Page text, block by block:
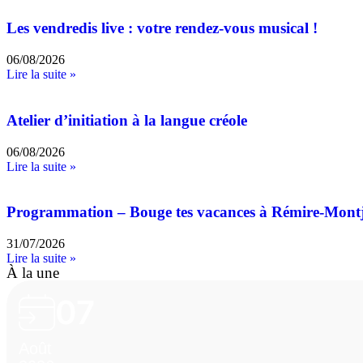
Les vendredis live : votre rendez-vous musical !
06/08/2026
Lire la suite »
Atelier d’initiation à la langue créole
06/08/2026
Lire la suite »
Programmation – Bouge tes vacances à Rémire-
31/07/2026
Lire la suite »
À la une